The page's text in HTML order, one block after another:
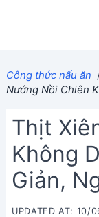
Công thức nấu ăn
Nướng Nồi Chiên
Thịt
Không
Giản,
UPDATED AT: 10/